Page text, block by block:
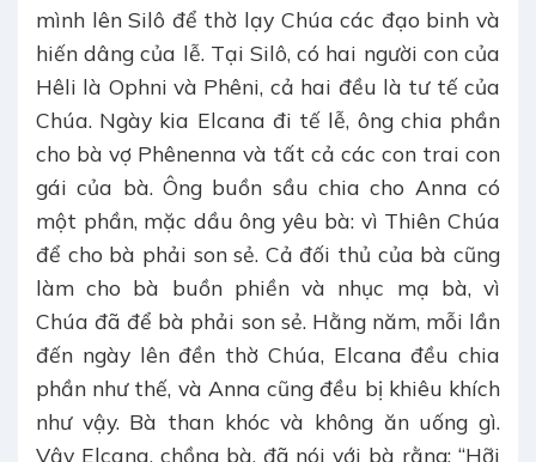
mình lên Silô để thờ lạy Chúa các đạo binh và
hiến dâng của lễ. Tại Silô, có hai người con của
Hêli là Ophni và Phêni, cả hai đều là tư tế của
Chúa. Ngày kia Elcana đi tế lễ, ông chia phần
cho bà vợ Phênenna và tất cả các con trai con
gái của bà. Ông buồn sầu chia cho Anna có
một phần, mặc dầu ông yêu bà: vì Thiên Chúa
để cho bà phải son sẻ. Cả đối thủ của bà cũng
làm cho bà buồn phiền và nhục mạ bà, vì
Chúa đã để bà phải son sẻ. Hằng năm, mỗi lần
đến ngày lên đền thờ Chúa, Elcana đều chia
phần như thế, và Anna cũng đều bị khiêu khích
như vậy. Bà than khóc và không ăn uống gì.
Vậy Elcana, chồng bà, đã nói với bà rằng: “Hỡi